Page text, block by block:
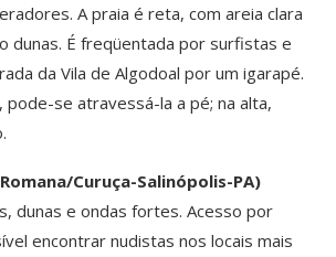
A praia é reta, com areia clara
dunas. É freqüentada por surfistas e
da Vila de Algodoal por um igarapé.
pode-se atravessá-la a pé; na alta,
Curuça-Salinópolis-PA)
dunas e ondas fortes. Acesso por
encontrar nudistas nos locais mais